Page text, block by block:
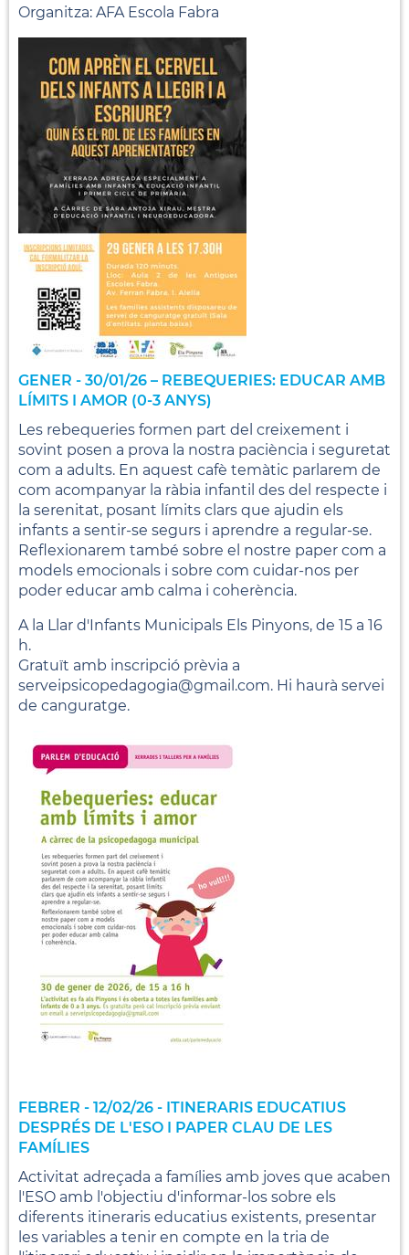
Organitza: AFA Escola Fabra
GENER - 30/01/26 – REBEQUERIES: EDUCAR AMB
LÍMITS I AMOR (0-3 ANYS)
Les rebequeries formen part del creixement i
sovint posen a prova la nostra paciència i seguretat
com a adults. En aquest cafè temàtic parlarem de
com acompanyar la ràbia infantil des del respecte i
la serenitat, posant límits clars que ajudin els
infants a sentir-se segurs i aprendre a regular-se.
Reflexionarem també sobre el nostre paper com a
models emocionals i sobre com cuidar-nos per
poder educar amb calma i coherència.
A la Llar d'Infants Municipals Els Pinyons, de 15 a 16
h.
Gratuït amb inscripció prèvia a
serveipsicopedagogia@gmail.com. Hi haurà servei
de canguratge.
FEBRER - 12/02/26 - ITINERARIS EDUCATIUS
DESPRÉS DE L'ESO I PAPER CLAU DE LES
FAMÍLIES
Activitat adreçada a famílies amb joves que acaben
l'ESO amb l'objectiu d'informar-los sobre els
diferents itineraris educatius existents, presentar
les variables a tenir en compte en la tria de